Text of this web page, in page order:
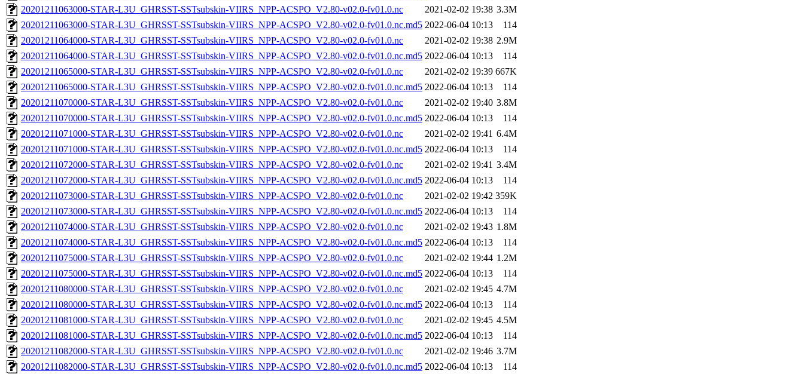
20201211063000-STAR-L3U_GHRSST-SSTsubskin-VIIRS_NPP-ACSPO_V2.80-v02.0-fv01.0.nc
2021-02-02 19:38 3.3M
20201211063000-STAR-L3U_GHRSST-SSTsubskin-VIIRS_NPP-ACSPO_V2.80-v02.0-fv01.0.nc.md5 2022-06-04 10:13
114
20201211064000-STAR-L3U_GHRSST-SSTsubskin-VIIRS_NPP-ACSPO_V2.80-v02.0-fv01.0.nc
2021-02-02 19:38 2.9M
20201211064000-STAR-L3U_GHRSST-SSTsubskin-VIIRS_NPP-ACSPO_V2.80-v02.0-fv01.0.nc.md5 2022-06-04 10:13
114
20201211065000-STAR-L3U_GHRSST-SSTsubskin-VIIRS_NPP-ACSPO_V2.80-v02.0-fv01.0.nc
2021-02-02 19:39 667K
20201211065000-STAR-L3U_GHRSST-SSTsubskin-VIIRS_NPP-ACSPO_V2.80-v02.0-fv01.0.nc.md5 2022-06-04 10:13
114
20201211070000-STAR-L3U_GHRSST-SSTsubskin-VIIRS_NPP-ACSPO_V2.80-v02.0-fv01.0.nc
2021-02-02 19:40 3.8M
20201211070000-STAR-L3U_GHRSST-SSTsubskin-VIIRS_NPP-ACSPO_V2.80-v02.0-fv01.0.nc.md5 2022-06-04 10:13
114
20201211071000-STAR-L3U_GHRSST-SSTsubskin-VIIRS_NPP-ACSPO_V2.80-v02.0-fv01.0.nc
2021-02-02 19:41 6.4M
20201211071000-STAR-L3U_GHRSST-SSTsubskin-VIIRS_NPP-ACSPO_V2.80-v02.0-fv01.0.nc.md5 2022-06-04 10:13
114
20201211072000-STAR-L3U_GHRSST-SSTsubskin-VIIRS_NPP-ACSPO_V2.80-v02.0-fv01.0.nc
2021-02-02 19:41 3.4M
20201211072000-STAR-L3U_GHRSST-SSTsubskin-VIIRS_NPP-ACSPO_V2.80-v02.0-fv01.0.nc.md5 2022-06-04 10:13
114
20201211073000-STAR-L3U_GHRSST-SSTsubskin-VIIRS_NPP-ACSPO_V2.80-v02.0-fv01.0.nc
2021-02-02 19:42 359K
20201211073000-STAR-L3U_GHRSST-SSTsubskin-VIIRS_NPP-ACSPO_V2.80-v02.0-fv01.0.nc.md5 2022-06-04 10:13
114
20201211074000-STAR-L3U_GHRSST-SSTsubskin-VIIRS_NPP-ACSPO_V2.80-v02.0-fv01.0.nc
2021-02-02 19:43 1.8M
20201211074000-STAR-L3U_GHRSST-SSTsubskin-VIIRS_NPP-ACSPO_V2.80-v02.0-fv01.0.nc.md5 2022-06-04 10:13
114
20201211075000-STAR-L3U_GHRSST-SSTsubskin-VIIRS_NPP-ACSPO_V2.80-v02.0-fv01.0.nc
2021-02-02 19:44 1.2M
20201211075000-STAR-L3U_GHRSST-SSTsubskin-VIIRS_NPP-ACSPO_V2.80-v02.0-fv01.0.nc.md5 2022-06-04 10:13
114
20201211080000-STAR-L3U_GHRSST-SSTsubskin-VIIRS_NPP-ACSPO_V2.80-v02.0-fv01.0.nc
2021-02-02 19:45 4.7M
20201211080000-STAR-L3U_GHRSST-SSTsubskin-VIIRS_NPP-ACSPO_V2.80-v02.0-fv01.0.nc.md5 2022-06-04 10:13
114
20201211081000-STAR-L3U_GHRSST-SSTsubskin-VIIRS_NPP-ACSPO_V2.80-v02.0-fv01.0.nc
2021-02-02 19:45 4.5M
20201211081000-STAR-L3U_GHRSST-SSTsubskin-VIIRS_NPP-ACSPO_V2.80-v02.0-fv01.0.nc.md5 2022-06-04 10:13
114
20201211082000-STAR-L3U_GHRSST-SSTsubskin-VIIRS_NPP-ACSPO_V2.80-v02.0-fv01.0.nc
2021-02-02 19:46 3.7M
20201211082000-STAR-L3U_GHRSST-SSTsubskin-VIIRS_NPP-ACSPO_V2.80-v02.0-fv01.0.nc.md5 2022-06-04 10:13
114